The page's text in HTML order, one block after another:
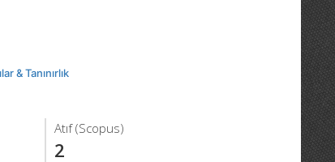
& Tanınırlık
Atıf (Scopus)
2